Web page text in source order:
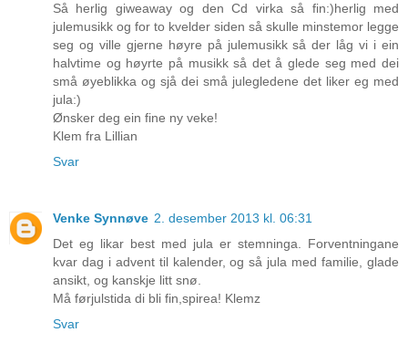
Så herlig giweaway og den Cd virka så fin:)herlig med
julemusikk og for to kvelder siden så skulle minstemor legge
seg og ville gjerne høyre på julemusikk så der låg vi i ein
halvtime og høyrte på musikk så det å glede seg med dei
små øyeblikka og sjå dei små julegledene det liker eg med
jula:)
Ønsker deg ein fine ny veke!
Klem fra Lillian
Svar
Venke Synnøve 2. desember 2013 kl. 06:31
Det eg likar best med jula er stemninga. Forventningane
kvar dag i advent til kalender, og så jula med familie, glade
ansikt, og kanskje litt snø.
Må førjulstida di bli fin,spirea! Klemz
Svar